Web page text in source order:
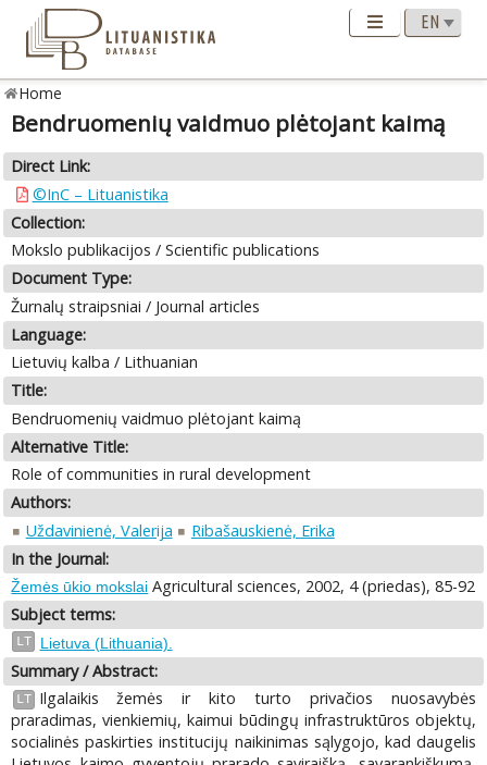
Home
Bendruomenių vaidmuo plėtojant kaimą
Direct Link:
©InC – Lituanistika
Collection:
Mokslo publikacijos / Scientific publications
Document Type:
Žurnalų straipsniai / Journal articles
Language:
Lietuvių kalba / Lithuanian
Title:
Bendruomenių vaidmuo plėtojant kaimą
Alternative Title:
Role of communities in rural development
Authors:
Uždavinienė, Valerija
Ribašauskienė, Erika
In the Journal:
Žemės ūkio mokslai Agricultural sciences, 2002, 4 (priedas), 85-92
Subject terms:
LT Lietuva (Lithuania).
Summary / Abstract:
LT
Ilgalaikis žemės ir kito turto privačios nuosavybės
praradimas, vienkiemių, kaimui būdingų infrastruktūros objektų,
socialinės paskirties institucijų naikinimas sąlygojo, kad daugelis